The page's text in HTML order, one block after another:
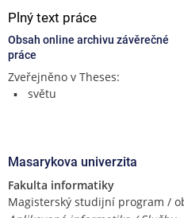
Plný text práce
Obsah online archivu závěrečné
práce
Zveřejněno v Theses:
světu
Masarykova univerzita
Fakulta informatiky
Magisterský studijní program /